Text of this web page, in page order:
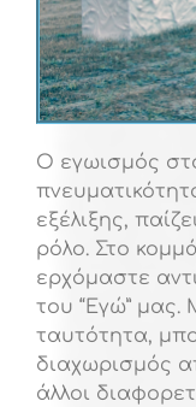
Ο εγωισμός
εξέλιξης,
ρόλο. Στο
ερχόμαστε
του “Εγώ” μας.
ταυτότητα,
διαχωρισμός
άλλοι